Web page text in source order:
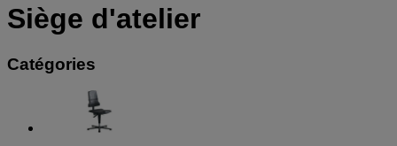
Siège d'atelier
Catégories